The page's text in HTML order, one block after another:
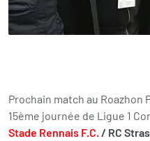
Prochain match au Roazhon
15ème journée de Ligue 1
Stade Rennais F.C. / RC